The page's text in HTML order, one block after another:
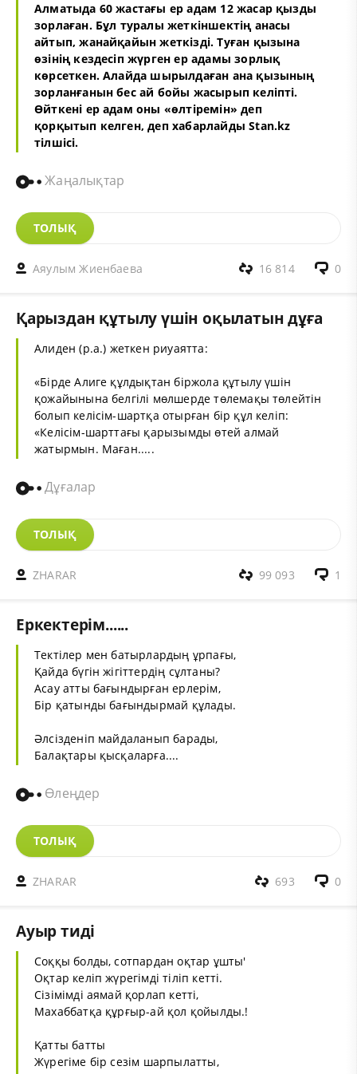
Алматыда 60 жастағы ер адам 12 жасар қызды
зорлаған. Бұл туралы жеткіншектің анасы
айтып, жанайқайын жеткізді. Туған қызына
өзінің кездесіп жүрген ер адамы зорлық
көрсеткен. Алайда шырылдаған ана қызының
зорланғанын бес ай бойы жасырып келіпті.
Өйткені ер адам оны «өлтіремін» деп
қорқытып келген, деп хабарлайдыStan.kz
тілшісі.
Жаңалықтар
ТОЛЫҚ
Аяулым Жиенбаева 0
16 814
Қарыздан құтылу үшін оқылатын дұға
Алиден (р.а.) жеткен риуаятта:
«Бірде Алиге құлдықтан біржола құтылу үшін
қожайынына белгілі мөлшерде төлемақы төлейтін
болып келісім-шартқа отырған бір құл келіп:
«Келісім-шарттағы қарызымды өтей алмай
жатырмын. Маған.....
Дұғалар
ТОЛЫҚ
ZHARAR 1
99 093
Еркектерім......
Тектілер мен батырлардың ұрпағы,
Қайда бүгін жігіттердің сұлтаны?
Асау атты бағындырған ерлерім,
Бір қатынды бағындырмай құлады.
Әлсізденіп майдаланып барады,
Балақтары қысқаларға....
Өлеңдер
ТОЛЫҚ
ZHARAR 0
693
Ауыр тиді
Соққы болды, сотпардан оқтар ұшты'
Оқтар келіп жүрегімді тіліп кетті.
Сізімімді аямай қорлап кетті,
Маxаббатқа құрғыр-ай қол қойылды.!
Қатты батты
Жүрегіме бір сезім шарпылатты,